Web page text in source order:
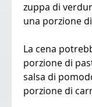
zuppa di
una porzione
La cena
porzione di
salsa di
porzione di